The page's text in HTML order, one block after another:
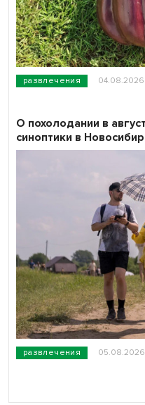
развлечения 04.08.2026
развлечения 05.08.2026
О похолодании в
синоптики в